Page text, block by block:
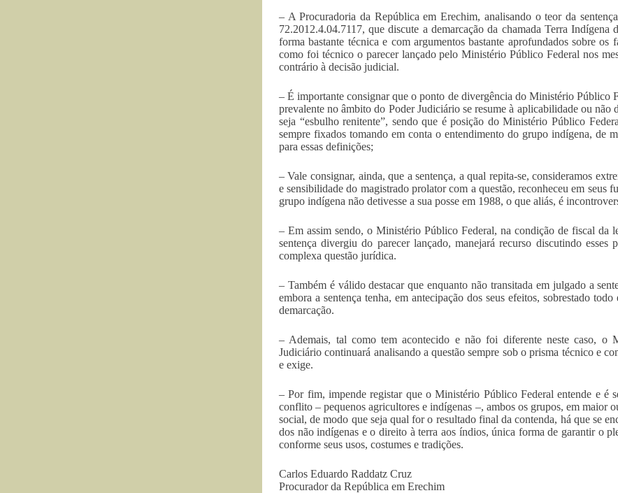
– A Procuradoria da República em Erechim, analisando o teor da
72.2012.4.04.7117, que discute a demarcação da chamada Terra
forma bastante técnica e com argumentos bastante aprofundados sobre
como foi técnico o parecer lançado pelo Ministério Público Federal nos
contrário à decisão judicial.
– É importante consignar que o ponto de divergência do Ministério Público
prevalente no âmbito do Poder Judiciário se resume à aplicabilidade ou não
seja “esbulho renitente”, sendo que é posição do Ministério Público
sempre fixados tomando em conta o entendimento do grupo indígena, de
para essas definições;
– Vale consignar, ainda, que a sentença, a qual repita-se, consideramos
e sensibilidade do magistrado prolator com a questão, reconheceu em seus
grupo indígena não detivesse a sua posse em 1988, o que aliás, é
– Em assim sendo, o Ministério Público Federal, na condição de fiscal da
sentença divergiu do parecer lançado, manejará recurso discutindo esses
complexa questão jurídica.
– Também é válido destacar que enquanto não transitada em julgado a
embora a sentença tenha, em antecipação dos seus efeitos, sobrestado
demarcação.
– Ademais, tal como tem acontecido e não foi diferente neste caso, o
Judiciário continuará analisando a questão sempre sob o prisma técnico e
e exige.
– Por fim, impende registar que o Ministério Público Federal entende e é
conflito – pequenos agricultores e indígenas –, ambos os grupos, em maior
social, de modo que seja qual for o resultado final da contenda, há que se
dos não indígenas e o direito à terra aos índios, única forma de garantir o
conforme seus usos, costumes e tradições.
Carlos Eduardo Raddatz Cruz
Procurador da República em Erechim